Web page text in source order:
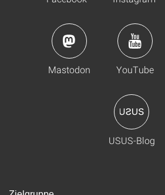
Mastodon YouTube
USUS-Blog